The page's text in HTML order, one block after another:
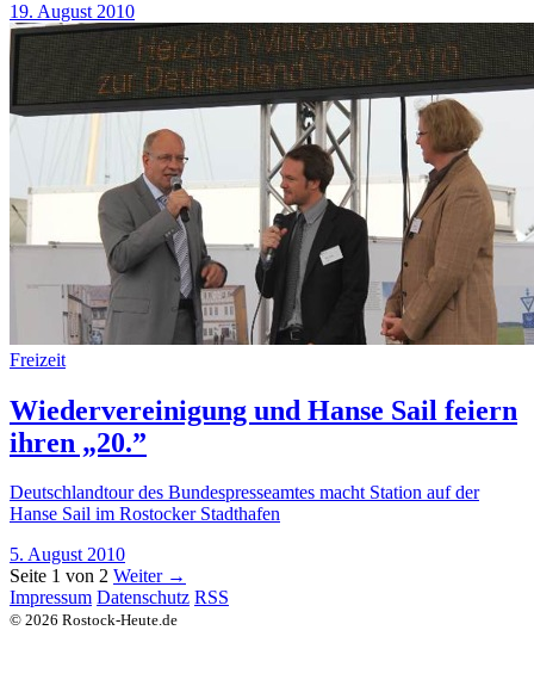
19. August 2010
Freizeit
Wiedervereinigung und Hanse Sail feiern
ihren „20.”
Deutschlandtour des Bundespresseamtes macht Station auf der
Hanse Sail im Rostocker Stadthafen
5. August 2010
Seite 1 von 2 Weiter →
Impressum Datenschutz RSS
© 2026 Rostock-Heute.de